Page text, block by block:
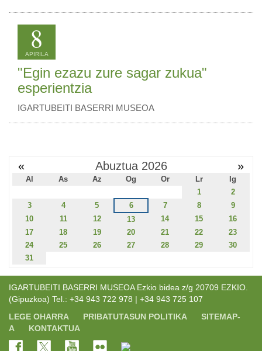
8
APIRILA
"Egin ezazu zure sagar zukua"
esperientzia
IGARTUBEITI BASERRI MUSEOA
« Abuztua 2026 »
Al As Az Og Or Lr
Ig
1
2
3
4 5 6 7 8
9
10
11 12 13 14 15
16
17
18 19 20 21 22
23
24
25 26 27 28 29
30
31
IGARTUBEITI BASERRI MUSEOA Ezkio bidea z/g 20709 EZKIO.
(Gipuzkoa) Tel.: +34 943 722 978 | +34 943 725 107
LEGE OHARRA
PRIBATUTASUN POLITIKA
SITEMAP-
A
KONTAKTUA